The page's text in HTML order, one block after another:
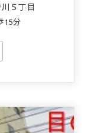
５丁目
15分